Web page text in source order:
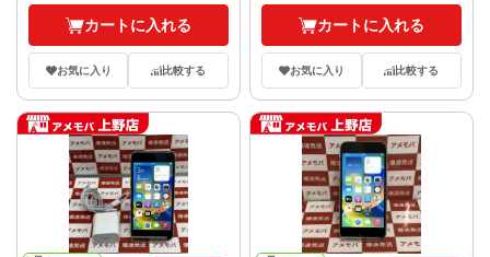
カートに入れる
お気に入り 比較する
カートに入れる
お気に入り 比較する